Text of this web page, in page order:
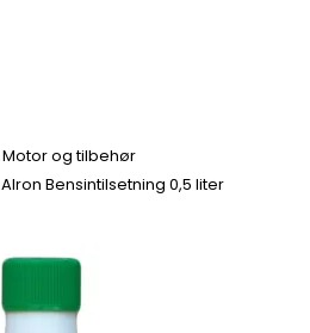
Motor og tilbehør
Alron Bensintilsetning 0,5 liter